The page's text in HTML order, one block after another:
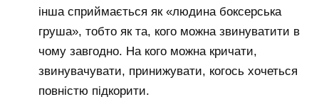
інша сприймається як «людина боксерська
груша», тобто як та, кого можна звинуватити в
чому завгодно. На кого можна кричати,
звинувачувати, принижувати, когось хочеться
повністю підкорити.